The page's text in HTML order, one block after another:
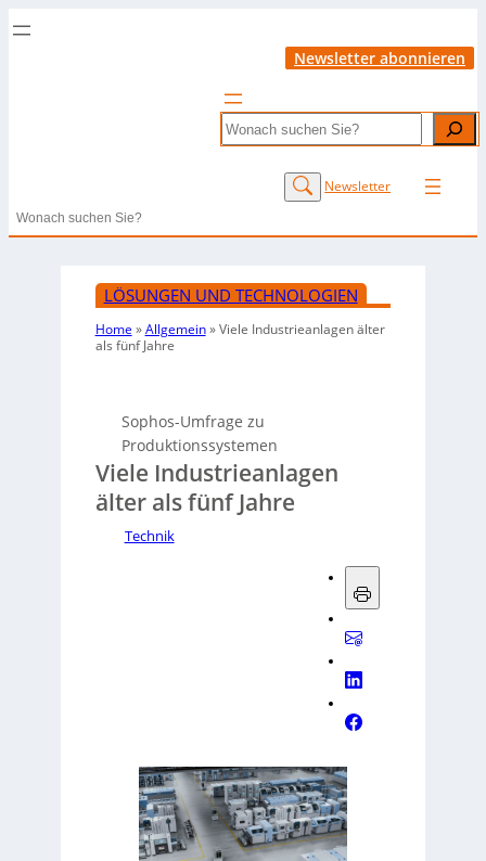
Newsletter abonnieren
Search
Newsletter
Search
LÖSUNGEN UND TECHNOLOGIEN
Home »Allgemein»Viele Industrieanlagen älter
als fünf Jahre
Sophos-Umfrage zu
Produktionssystemen
Viele Industrieanlagen
älter als fünf Jahre
Technik